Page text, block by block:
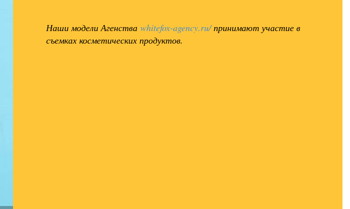
Наши модели Агенства whitefox-agency.ru/принимают участие в
съемках косметических продуктов.